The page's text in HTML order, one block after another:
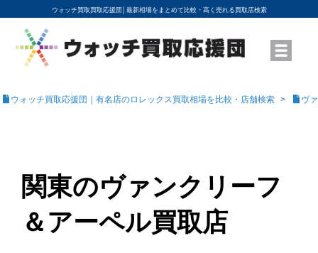
ウォッチ買取買取応援団│ 最新相場をまとめて比較・高く売れる買取店検索
YouTubeで動画を公開中
ROLEXモデル名から買取相場を調べる
高級時計ブランド名から買取相場を調べる
地域から買取店を探す
店舗名から買取店を探す
ブランド時計を高く売る方法
買取査定を依頼する
ウォッチ買取応援団｜有名店のロレックス買取相場を比較・店舗検索 ヴ
関東のヴァンクリーフ
＆アーペル買取店